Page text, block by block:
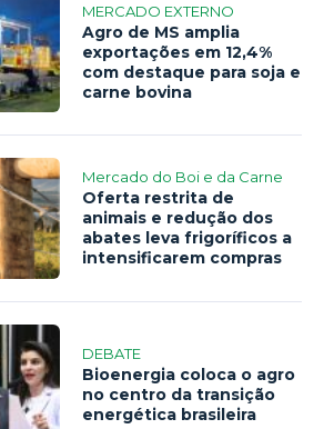
MERCADO EXTERNO
Agro de MS amplia
exportações em 12,4%
com destaque para soja e
carne bovina
Mercado do Boi e da Carne
Oferta restrita de
animais e redução dos
abates leva frigoríficos a
intensificarem compras
DEBATE
Bioenergia coloca o agro
no centro da transição
energética brasileira